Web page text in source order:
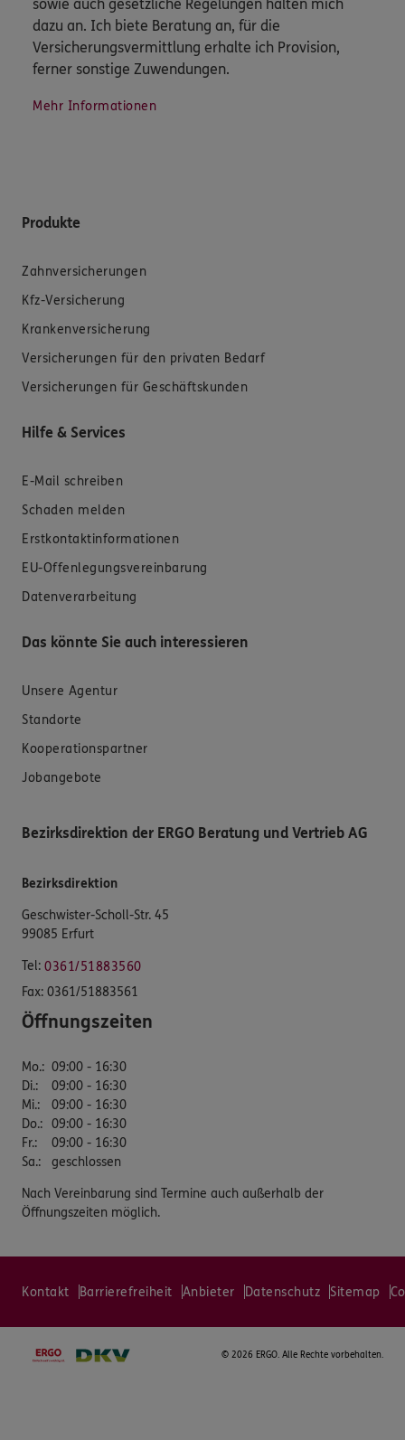
sowie auch gesetzliche Regelungen halten mich
dazu an. Ich biete Beratung an, für die
Versicherungsvermittlung erhalte ich Provision,
ferner sonstige Zuwendungen.
Mehr Informationen
Produkte
Zahnversicherungen
Kfz-Versicherung
Krankenversicherung
Versicherungen für den privaten Bedarf
Versicherungen für Geschäftskunden
Hilfe & Services
E-Mail schreiben
Schaden melden
Erstkontaktinformationen
EU-Offenlegungsvereinbarung
Datenverarbeitung
Das könnte Sie auch interessieren
Unsere Agentur
Standorte
Kooperationspartner
Jobangebote
Bezirksdirektion der ERGO Beratung und Vertrieb AG
Bezirksdirektion
Geschwister-Scholl-Str. 45
99085 Erfurt
Tel: 0361/51883560
Fax: 0361/51883561
Öffnungszeiten
Mo.: 09:00 - 16:30
Di.:
09:00 - 16:30
Mi.:
09:00 - 16:30
Do.: 09:00 - 16:30
Fr.:
09:00 - 16:30
Sa.: geschlossen
Nach Vereinbarung sind Termine auch außerhalb der
Öffnungszeiten möglich.
Kontakt Barrierefreiheit Anbieter Datenschutz Sitemap
© 2026 ERGO. Alle Rechte vorbehalten.